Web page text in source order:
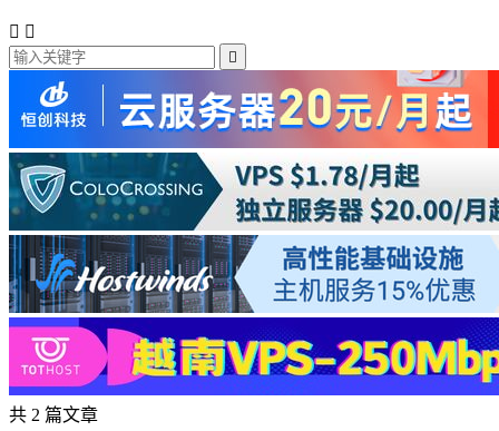
 

共 2 篇文章